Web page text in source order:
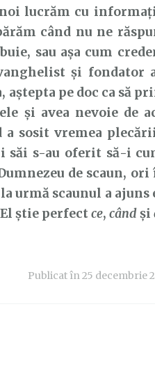
noi lucrăm cu
când nu ne
sau așa cum
și fondator
pe doc ca să
și avea nevoie de
a sosit vremea
săi s-au oferit să-i
de scaun,
urmă scaunul a
știe perfectce, cândși
Publicat în25 decembrie